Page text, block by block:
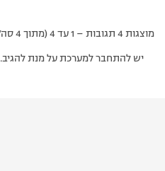
מוצגות 4 תגובות – 1 עד 4 (מתוך 4 סה״כ)
יש להתחבר למערכת על מנת להגיב.